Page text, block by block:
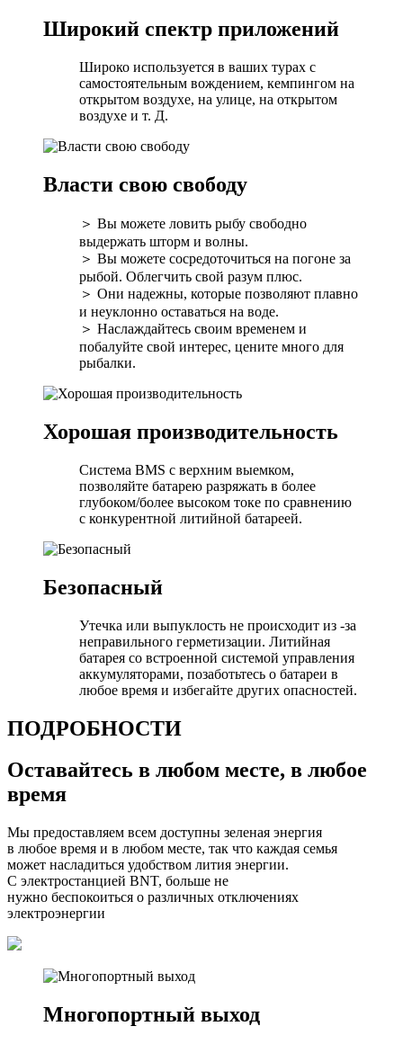
Широкий спектр приложений
Широко используется в ваших турах с
самостоятельным вождением, кемпингом на
открытом воздухе, на улице, на открытом
воздухе и т. Д.
Власти свою свободу
＞ Вы можете ловить рыбу свободно
выдержать шторм и волны.
＞ Вы можете сосредоточиться на погоне за
рыбой. Облегчить свой разум плюс.
＞ Они надежны, которые позволяют плавно
и неуклонно оставаться на воде.
＞ Наслаждайтесь своим временем и
побалуйте свой интерес, цените много для
рыбалки.
Хорошая производительность
Система BMS с верхним выемком,
позволяйте батарею разряжать в более
глубоком/более высоком токе по сравнению
с конкурентной литийной батареей.
Безопасный
Утечка или выпуклость не происходит из -за
неправильного герметизации. Литийная
батарея со встроенной системой управления
аккумуляторами, позаботьтесь о батареи в
любое время и избегайте других опасностей.
ПОДРОБНОСТИ
Оставайтесь в любом месте, в любое
время
Мы предоставляем всем доступны зеленая энергия
в любое время и в любом месте, так что каждая семья
может насладиться удобством лития энергии.
С электростанцией BNT, больше не
нужно беспокоиться о различных отключениях
электроэнергии
Многопортный выход